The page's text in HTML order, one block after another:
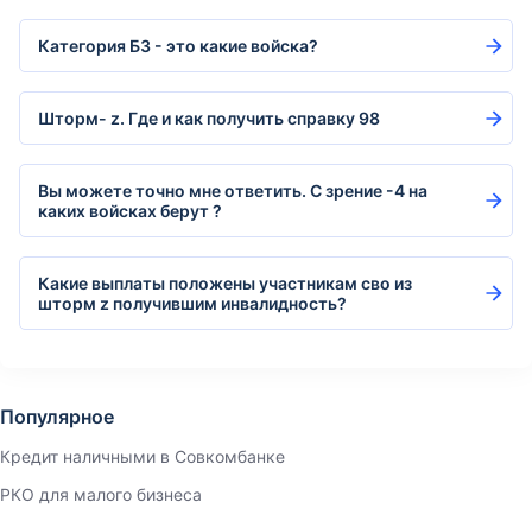
Категория Б3 - это какие войска?
Шторм- z. Где и как получить справку 98
Вы можете точно мне ответить. С зрение -4 на
каких войсках берут ?
Какие выплаты положены участникам сво из
шторм z получившим инвалидность?
Популярное
Кредит наличными в Совкомбанке
РКО для малого бизнеса